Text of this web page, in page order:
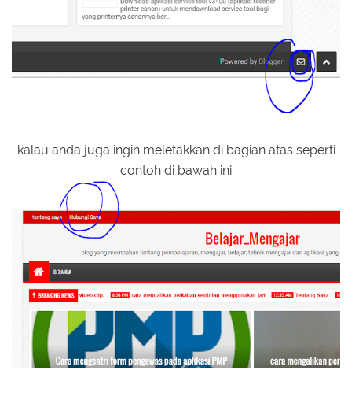
kalau anda juga ingin meletakkan di bagian atas seperti
contoh di bawah ini